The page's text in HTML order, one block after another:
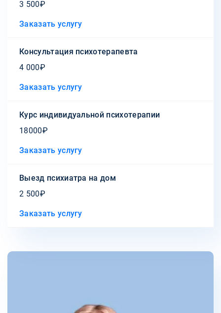
3 500₽
Заказать услугу
Консультация психотерапевта
4 000₽
Заказать услугу
Курс индивидуальной психотерапии
18000₽
Заказать услугу
Выезд психиатра на дом
2 500₽
Заказать услугу